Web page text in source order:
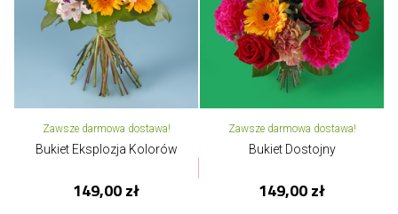
Zawsze darmowa dostawa!
Bukiet Eksplozja Kolorów
149,00 zł
Zawsze darmowa dostawa!
Bukiet Dostojny
149,00 zł